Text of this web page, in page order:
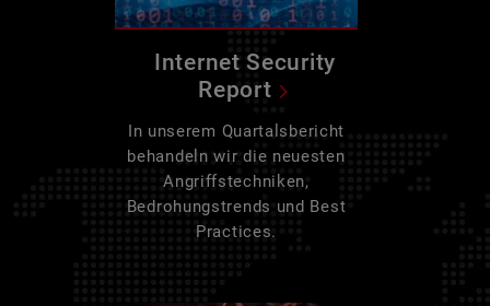
Internet Security
Report
In unserem Quartalsbericht
behandeln wir die neuesten
Angriffstechniken,
Bedrohungstrends und Best
Practices.